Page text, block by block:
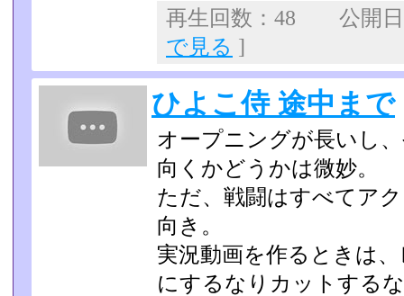
再生回数：48 公開
で見る ]
ひよこ侍 途中まで
オープニングが長いし
向くかどうかは微妙。
ただ、戦闘はすべてア
向き。
実況動画を作るときは
にするなりカットする